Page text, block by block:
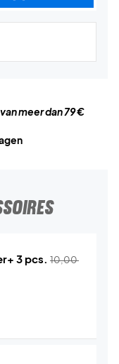
meer dan 79 €
3 pcs. 10,00